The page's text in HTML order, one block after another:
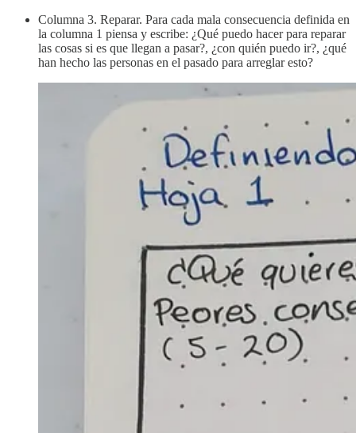
Columna 3. Reparar. Para cada mala consecuencia definida en
la columna 1 piensa y escribe: ¿Qué puedo hacer para reparar
las cosas si es que llegan a pasar?, ¿con quién puedo ir?, ¿qué
han hecho las personas en el pasado para arreglar esto?